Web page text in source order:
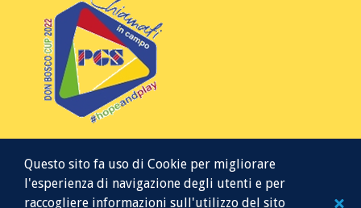
Questo sito fa uso di Cookie per migliorare
l'esperienza di navigazione degli utenti e per
raccogliere informazioni sull'utilizzo del sito